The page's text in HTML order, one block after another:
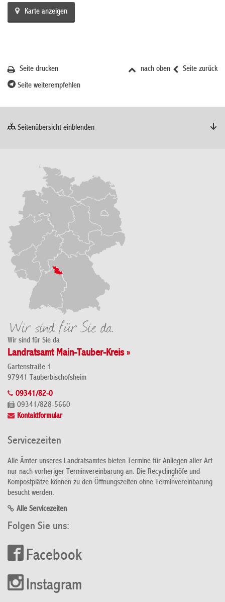
Karte anzeigen
Seite zurück
nach oben
Seite drucken
Seite weiterempfehlen
Seitenübersicht einblenden
Wir sind für Sie da
Landratsamt Main-Tauber-Kreis »
Gartenstraße 1
97941 Tauberbischofsheim
09341/82-0
09341/828-5660
Kontaktformular
Servicezeiten
Alle Ämter unseres Landratsamtes bieten Termine für Anliegen aller Art
nur nach vorheriger Terminvereinbarung an. Die Recyclinghöfe und
Kompostplätze können zu den Öffnungszeiten ohne Terminvereinbarung
besucht werden.
Alle Servicezeiten
Folgen Sie uns:
Facebook
Instagram